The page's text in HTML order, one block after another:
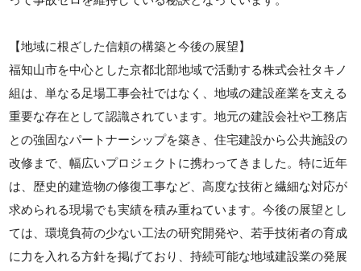
【地域に根ざした信頼の構築と今後の展望】
福知山市を中心とした京都北部地域で活動する株式会社タキノ
組は、単なる足場工事会社ではなく、地域の建設産業を支える
重要な存在として認識されています。地元の建設会社や工務店
との強固なパートナーシップを築き、住宅建設から公共施設の
改修まで、幅広いプロジェクトに携わってきました。特に近年
は、歴史的建造物の修復工事など、高度な技術と繊細な対応が
求められる現場でも実績を積み重ねています。今後の展望とし
ては、環境負荷の少ない工法の研究開発や、若手技術者の育成
に力を入れる方針を掲げており、持続可能な地域建設業の発展